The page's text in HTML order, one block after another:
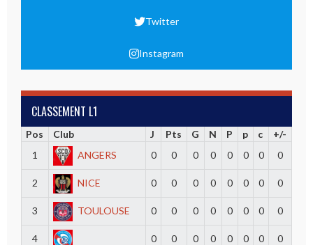
Twitter
Instagram
CLASSEMENT L1
Pos Club J Pts G N P p c
+/-
1
ANGERS 0 0 0 0 0 0 0 0
2 NICE 0 0 0 0 0 0 0 0
3 TOULOUSE 0 0 0 0 0 0 0 0
4
0 0 0 0 0 0 0 0